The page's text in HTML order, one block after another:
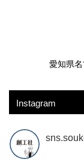
愛知県
Instagram